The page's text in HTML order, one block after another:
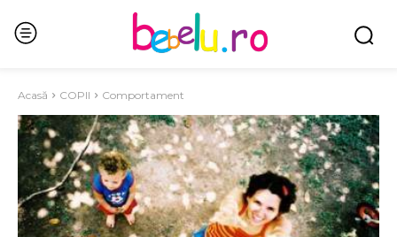
Acasă COPII Comportament